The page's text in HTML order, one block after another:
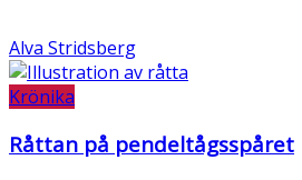
Alva Stridsberg
Krönika
Råttan på pendeltågsspåret